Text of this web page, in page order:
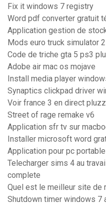
Fix it windows 7 registry
Word pdf converter gratuit
Application gestion de
Mods euro truck simulator
Code de triche gta 5 ps3
Adobe air mac os mojave
Install media player
Synaptics clickpad driver
Voir france 3 en direct pluzz
Street of rage remake v6
Application sfr tv sur
Installer microsoft word
Application pour pc
Telecharger sims 4 au
complete
Quel est le meilleur site de
Shutdown timer windows 7